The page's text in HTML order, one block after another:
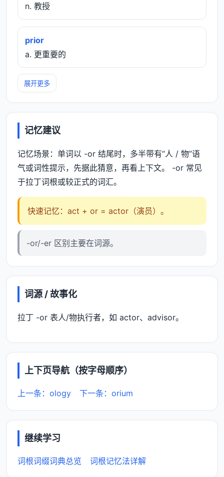
n. 教授
prior
a. 更重要的
展开更多
记忆建议
记忆场景：单词以 -or 结尾时，多半带有“人 / 物”语
气或词性提示，先据此猜意，再看上下文。 -or 常见
于拉丁词根或较正式的词汇。
快速记忆：act + or = actor（演员）。
-or/-er 区别主要在词源。
词源 / 故事化
拉丁 -or 表人/物执行者，如 actor、advisor。
上下页导航（按字母顺序）
上一条：ology 下一条：orium
继续学习
词根词缀词典总览 词根记忆法详解